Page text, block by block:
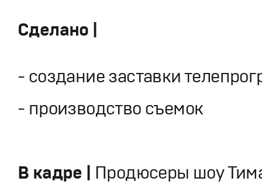
Сделано |
- создание заставки
- производство съемок
В кадре | Продюсеры шоу